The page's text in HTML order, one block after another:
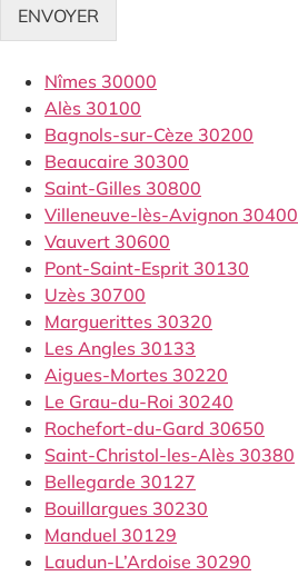
ENVOYER
Nîmes 30000
Alès 30100
Bagnols-sur-Cèze 30200
Beaucaire 30300
Saint-Gilles 30800
Villeneuve-lès-Avignon 30400
Vauvert 30600
Pont-Saint-Esprit 30130
Uzès 30700
Marguerittes 30320
Les Angles 30133
Aigues-Mortes 30220
Le Grau-du-Roi 30240
Rochefort-du-Gard 30650
Saint-Christol-les-Alès 30380
Bellegarde 30127
Bouillargues 30230
Manduel 30129
Laudun-L’Ardoise 30290